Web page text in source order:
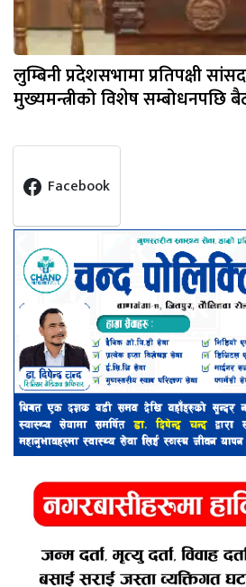
लुम्बिनी प्रदेशसभामा प्रतिपक्षी
मुख्यमन्त्रीको विशेष सम्बोधनपछि
Facebook